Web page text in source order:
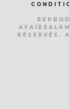
RÉSERVÉS.